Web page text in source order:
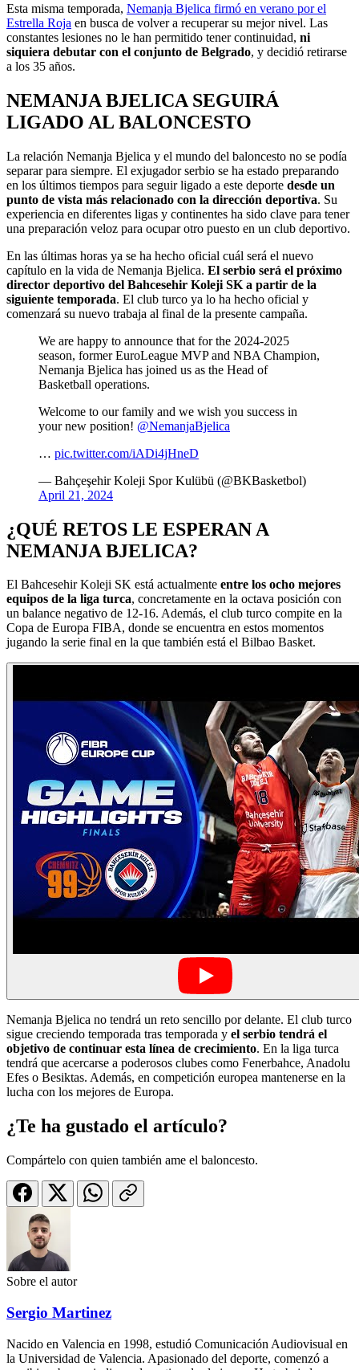
Esta misma temporada, Nemanja Bjelica firmó en verano por el
Estrella Roja en busca de volver a recuperar su mejor nivel. Las
constantes lesiones no le han permitido tener continuidad, ni
siquiera debutar con el conjunto de Belgrado, y decidió retirarse
a los 35 años.
NEMANJA BJELICA SEGUIRÁ
LIGADO AL BALONCESTO
La relación Nemanja Bjelica y el mundo del baloncesto no se podía
separar para siempre. El exjugador serbio se ha estado preparando
en los últimos tiempos para seguir ligado a este deporte desde un
punto de vista más relacionado con la dirección deportiva. Su
experiencia en diferentes ligas y continentes ha sido clave para tener
una preparación veloz para ocupar otro puesto en un club deportivo.
En las últimas horas ya se ha hecho oficial cuál será el nuevo
capítulo en la vida de Nemanja Bjelica. El serbio será el próximo
director deportivo del Bahcesehir Koleji SK a partir de la
siguiente temporada. El club turco ya lo ha hecho oficial y
comenzará su nuevo trabaja al final de la presente campaña.
We are happy to announce that for the 2024-2025
season, former EuroLeague MVP and NBA Champion,
Nemanja Bjelica has joined us as the Head of
Basketball operations.
Welcome to our family and we wish you success in
your new position! @NemanjaBjelica
… pic.twitter.com/iADi4jHneD
— Bahçeşehir Koleji Spor Kulübü (@BKBasketbol)
April 21, 2024
¿QUÉ RETOS LE ESPERAN A
NEMANJA BJELICA?
El Bahcesehir Koleji SK está actualmente entre los ocho mejores
equipos de la liga turca, concretamente en la octava posición con
un balance negativo de 12-16. Además, el club turco compite en la
Copa de Europa FIBA, donde se encuentra en estos momentos
jugando la serie final en la que también está el Bilbao Basket.
Nemanja Bjelica no tendrá un reto sencillo por delante. El club turco
sigue creciendo temporada tras temporada y el serbio tendrá el
objetivo de continuar esta línea de crecimiento. En la liga turca
tendrá que acercarse a poderosos clubes como Fenerbahce, Anadolu
Efes o Besiktas. Además, en competición europea mantenerse en la
lucha con los mejores de Europa.
¿Te ha gustado el artículo?
Compártelo con quien también ame el baloncesto.
Sobre el autor
Sergio Martinez
Nacido en Valencia en 1998, estudió Comunicación Audiovisual en
la Universidad de Valencia. Apasionado del deporte, comenzó a